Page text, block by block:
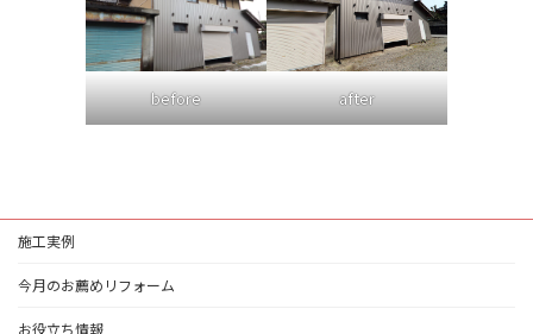
before after
施工実例
今月のお薦めリフォーム
お役立ち情報